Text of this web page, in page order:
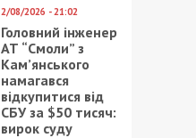
2/08/2026 - 21:02
Головний інженер
АТ “Смоли” з
Кам’янського
намагався
відкупитися від
СБУ за $50 тисяч:
вирок суду